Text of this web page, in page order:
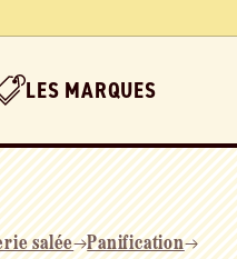
LES MARQUES
salée Panification